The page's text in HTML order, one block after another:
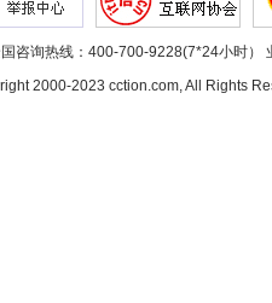
咨询热线：400-700-9228(7*24小时）
2000-2023 cction.com, All Rights